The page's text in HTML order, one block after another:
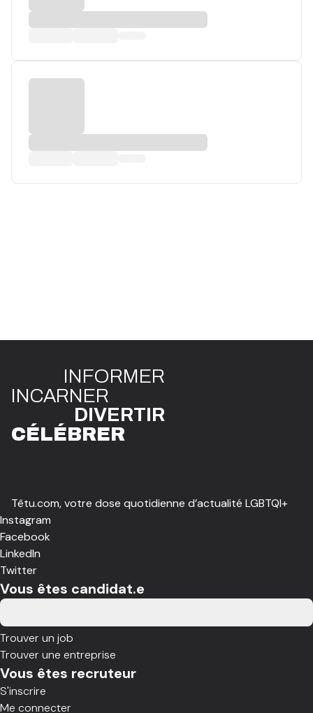
INFORMER
INCARNER
DIVERTIR
CÉLÉBRER
Têtu.com, votre dose quotidienne d’actualité LGBTQI+
Instagram
Facebook
LinkedIn
Twitter
Vous êtes candidat.e
Trouver un job
Trouver une entreprise
Vous êtes recruteur
S'inscrire
Me connecter